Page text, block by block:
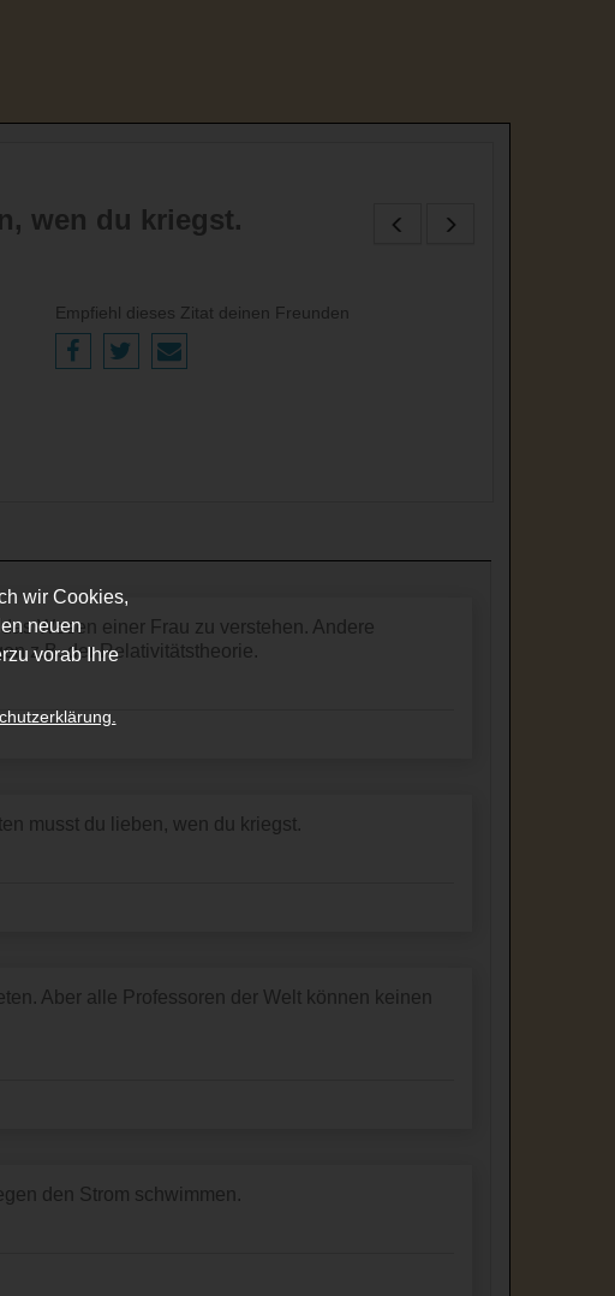
wir Cookies,
neuen
vorab Ihre
wen du kriegst.
Empfiehl dieses Zitat deinen Freunden
Wesen einer Frau zu verstehen. Andere
z.B. der Relativitätstheorie.
musst du lieben, wen du kriegst.
Aber alle Professoren der Welt können keinen
den Strom schwimmen.